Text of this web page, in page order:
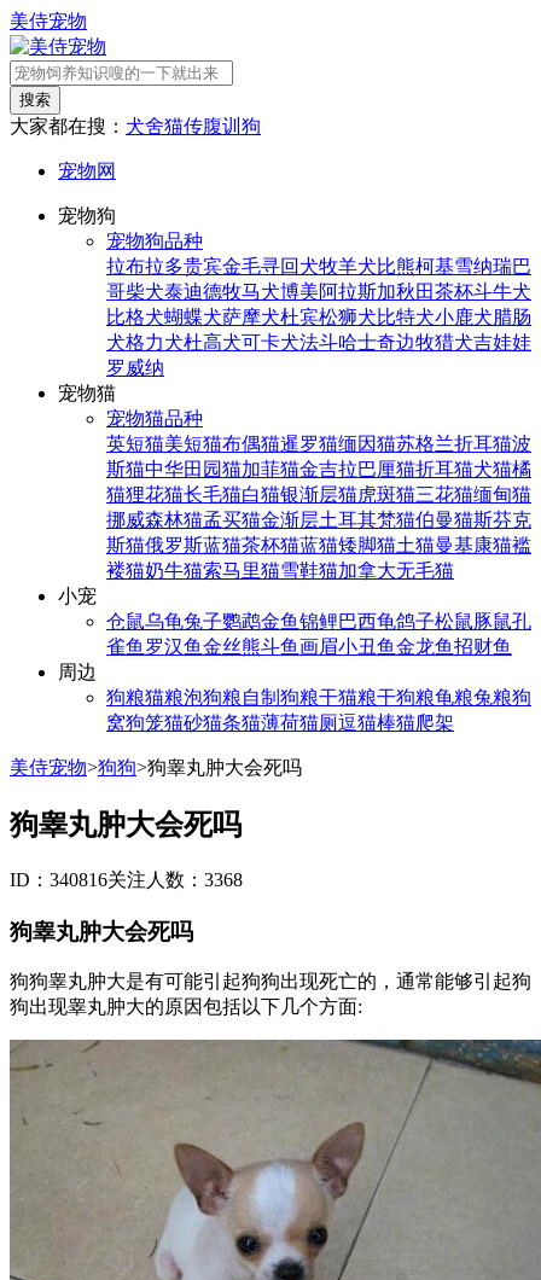
美侍宠物
搜索
大家都在搜： 犬舍猫传腹训狗
宠物网
宠物狗
宠物狗品种
拉布拉多贵宾金毛寻回犬牧羊犬比熊柯基雪纳瑞巴
哥柴犬泰迪德牧马犬博美阿拉斯加秋田茶杯斗牛犬
比格犬蝴蝶犬萨摩犬杜宾松狮犬比特犬小鹿犬腊肠
犬格力犬杜高犬可卡犬法斗哈士奇边牧猎犬吉娃娃
罗威纳
宠物猫
宠物猫品种
英短猫美短猫布偶猫暹罗猫缅因猫苏格兰折耳猫波
斯猫中华田园猫加菲猫金吉拉巴厘猫折耳猫犬猫橘
猫狸花猫长毛猫白猫银渐层猫虎斑猫三花猫缅甸猫
挪威森林猫孟买猫金渐层土耳其梵猫伯曼猫斯芬克
斯猫俄罗斯蓝猫茶杯猫蓝猫矮脚猫土猫曼基康猫褴
褛猫奶牛猫索马里猫雪鞋猫加拿大无毛猫
小宠
仓鼠乌龟兔子鹦鹉金鱼锦鲤巴西龟鸽子松鼠豚鼠孔
雀鱼 罗汉鱼金丝熊斗鱼画眉小丑鱼金龙鱼招财鱼
周边
狗粮猫粮泡狗粮自制狗粮干猫粮干狗粮龟粮兔粮狗
窝狗笼猫砂猫条猫薄荷猫厕逗猫棒猫爬架
美侍宠物>狗狗>狗睾丸肿大会死吗
狗睾丸肿大会死吗
ID：340816关注人数：3368
狗睾丸肿大会死吗
狗狗睾丸肿大是有可能引起狗狗出现死亡的，通常能够引起狗
狗出现睾丸肿大的原因包括以下几个方面: